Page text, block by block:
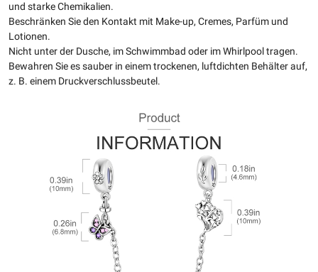
und starke Chemikalien.
Beschränken Sie den Kontakt mit Make-up, Cremes, Parfüm und
Lotionen.
Nicht unter der Dusche, im Schwimmbad oder im Whirlpool tragen.
Bewahren Sie es sauber in einem trockenen, luftdichten Behälter auf,
z. B. einem Druckverschlussbeutel.